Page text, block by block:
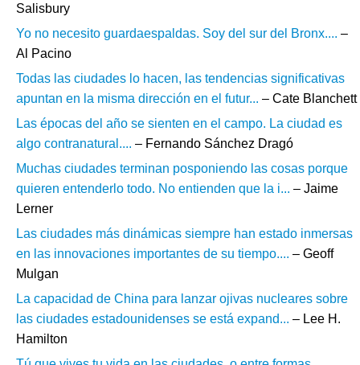
Salisbury
Yo no necesito guardaespaldas. Soy del sur del Bronx.... –
Al Pacino
Todas las ciudades lo hacen, las tendencias significativas
apuntan en la misma dirección en el futur... – Cate Blanchett
Las épocas del año se sienten en el campo. La ciudad es
algo contranatural.... – Fernando Sánchez Dragó
Muchas ciudades terminan posponiendo las cosas porque
quieren entenderlo todo. No entienden que la i... – Jaime
Lerner
Las ciudades más dinámicas siempre han estado inmersas
en las innovaciones importantes de su tiempo.... – Geoff
Mulgan
La capacidad de China para lanzar ojivas nucleares sobre
las ciudades estadounidenses se está expand... – Lee H.
Hamilton